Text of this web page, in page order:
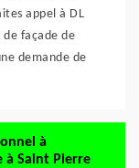
appel à DL
façade de
demande de
à
à Saint Pierre